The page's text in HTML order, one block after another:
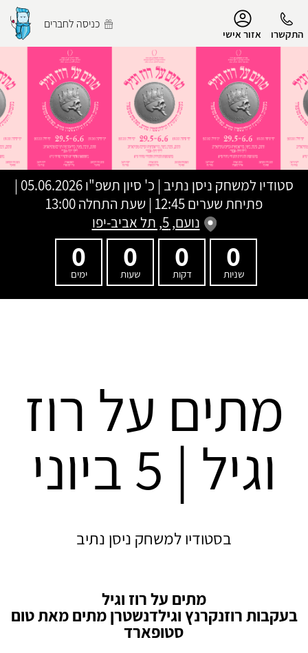
התקשרו אזור אישי
כניסה לחברים
הפרופיל שלי
התנתק
סטודיו למשחק ניסן נתיב | כ' סיון תשפ"ו
05.06.2026 |
פתיחת שערים 12:45 | שעת התחלה 13:00
נועם, 5, תל אביב-יפו
0
שניות
0
דקות
0
שעות
0
ימים
מתים על רוז
וגיל | 5 ביוני
בסטודיו למשחק ניסן נתיב
מתים על רוז וגיל
בעקבות רוזנקרנץ וגילדנשטרן מתים מאת טום
סטופארד